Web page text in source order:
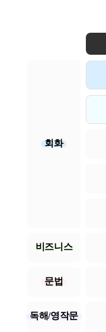
회화
비즈니스
문법
독해/영작문